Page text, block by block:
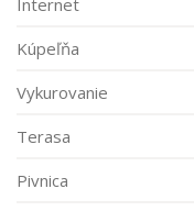
Internet
Kúpeľňa
Vykurovanie
Terasa
Pivnica